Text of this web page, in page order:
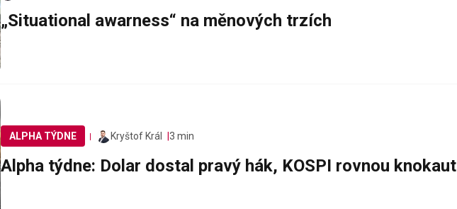
„Situational awarness“ na měnových trzích
ALPHA TÝDNE Kryštof Král 3 min
Alpha týdne: Dolar dostal pravý hák, KOSPI rovnou knokaut